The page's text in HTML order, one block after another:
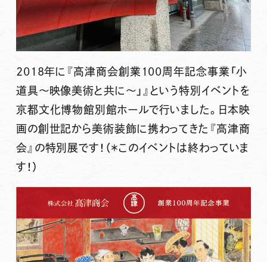
2018年に『高津商会創業100周年記念事業「小
道具〜映像美術と共に〜」』という特別イベントを
京都文化博物館別館ホールで行いました。日本映
画の創世記から美術装飾に携わってきた『高津商
会』の特別展です！（＊このイベントは終わっていま
す！）